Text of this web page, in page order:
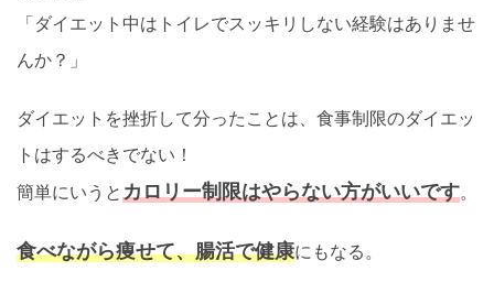
「ダイエット中はトイレでスッキリしない経験はありませ
んか？」
ダイエットを挫折して分ったことは、食事制限のダイエッ
トはするべきでない！
簡単にいうと カロリー制限はやらない方がいいです。
食べながら痩せて、腸活で健康にもなる。